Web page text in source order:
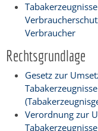
Verbraucher
Rechtsgrundlage
Gesetz zur
Verordnung zur